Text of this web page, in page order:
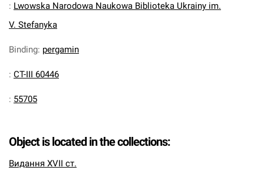
: Lwowska Narodowa Naukowa Biblioteka Ukrainy im.
V. Stefanyka
Binding: pergamin
: CT-III 60446
: 55705
Object is located in the collections:
Видання XVII ст.